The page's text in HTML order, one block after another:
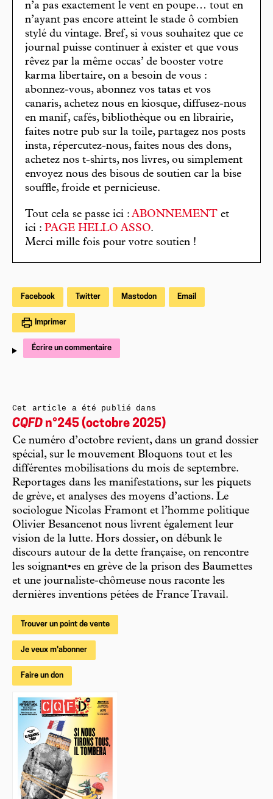
n’a pas exactement le vent en poupe… tout en
n’ayant pas encore atteint le stade ô combien
stylé du vintage. Bref, si vous souhaitez que ce
journal puisse continuer à exister et que vous
rêvez par la même occas’ de booster votre
karma libertaire, on a besoin de vous :
abonnez-vous, abonnez vos tatas et vos
canaris, achetez nous en kiosque, diffusez-nous
en manif, cafés, bibliothèque ou en librairie,
faites notre pub sur la toile, partagez nos posts
insta, répercutez-nous, faites nous des dons,
achetez nos t-shirts, nos livres, ou simplement
envoyez nous des bisous de soutien car la bise
souffle, froide et pernicieuse.
Tout cela se passe ici : ABONNEMENT et
ici : PAGE HELLO ASSO.
Merci mille fois pour votre soutien !
Facebook Twitter Mastodon Email
Imprimer
Écrire un commentaire
Cet article a été publié dans
CQFD n°245 (octobre 2025)
Ce numéro d’octobre revient, dans un grand dossier
spécial, sur le mouvement Bloquons tout et les
différentes mobilisations du mois de septembre.
Reportages dans les manifestations, sur les piquets
de grève, et analyses des moyens d’actions. Le
sociologue Nicolas Framont et l’homme politique
Olivier Besancenot nous livrent également leur
vision de la lutte. Hors dossier, on débunk le
discours autour de la dette française, on rencontre
les soignant•es en grève de la prison des Baumettes
et une journaliste-chômeuse nous raconte les
dernières inventions pétées de France Travail.
Trouver un point de vente
Je veux m'abonner
Faire un don